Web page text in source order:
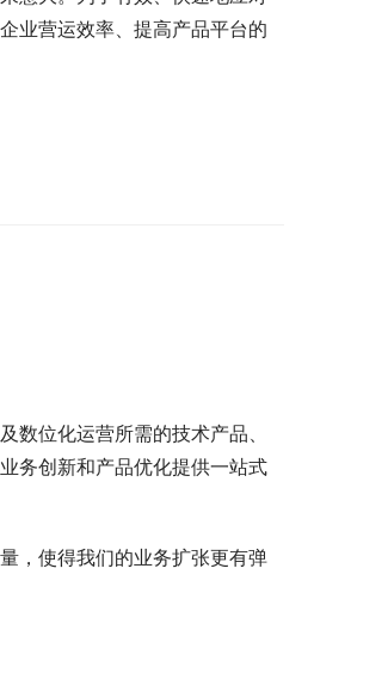
业营运效率、提高产品平台的
数位化运营所需的技术产品、
务创新和产品优化提供一站式
，使得我们的业务扩张更有弹